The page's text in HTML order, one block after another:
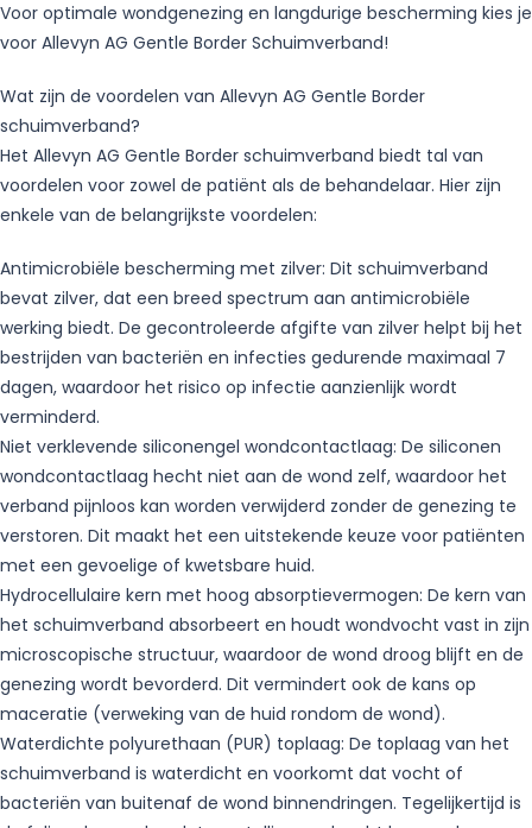
Voor optimale wondgenezing en langdurige bescherming kies je
voor Allevyn AG Gentle Border Schuimverband!
Wat zijn de voordelen van Allevyn AG Gentle Border
schuimverband?
Het Allevyn AG Gentle Border schuimverband biedt tal van
voordelen voor zowel de patiënt als de behandelaar. Hier zijn
enkele van de belangrijkste voordelen:
Antimicrobiële bescherming met zilver: Dit schuimverband
bevat zilver, dat een breed spectrum aan antimicrobiële
werking biedt. De gecontroleerde afgifte van zilver helpt bij het
bestrijden van bacteriën en infecties gedurende maximaal 7
dagen, waardoor het risico op infectie aanzienlijk wordt
verminderd.
Niet verklevende siliconengel wondcontactlaag: De siliconen
wondcontactlaag hecht niet aan de wond zelf, waardoor het
verband pijnloos kan worden verwijderd zonder de genezing te
verstoren. Dit maakt het een uitstekende keuze voor patiënten
met een gevoelige of kwetsbare huid.
Hydrocellulaire kern met hoog absorptievermogen: De kern van
het schuimverband absorbeert en houdt wondvocht vast in zijn
microscopische structuur, waardoor de wond droog blijft en de
genezing wordt bevorderd. Dit vermindert ook de kans op
maceratie (verweking van de huid rondom de wond).
Waterdichte polyurethaan (PUR) toplaag: De toplaag van het
schuimverband is waterdicht en voorkomt dat vocht of
bacteriën van buitenaf de wond binnendringen. Tegelijkertijd is